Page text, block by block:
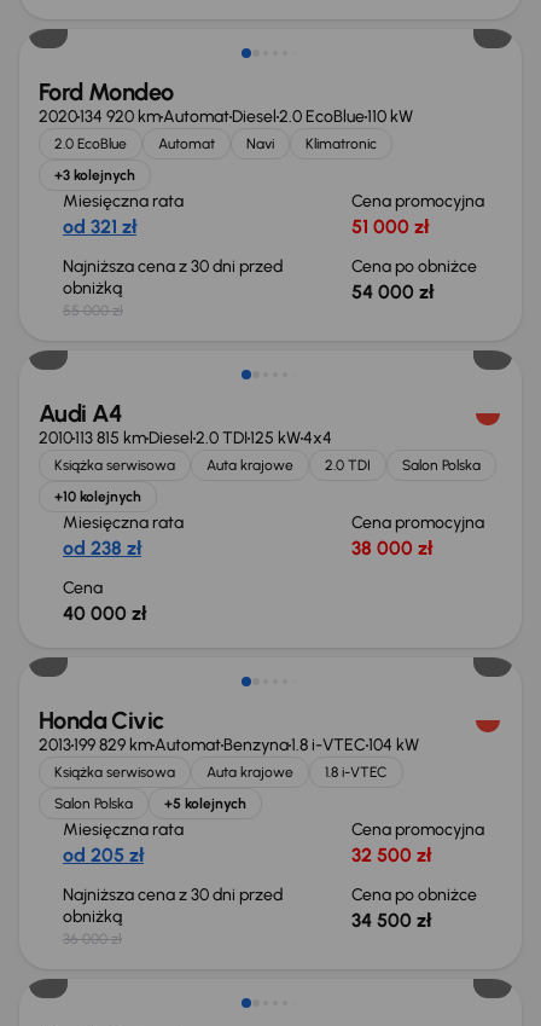
Ford Mondeo
2020134 920 kmAutomatDiesel2.0 EcoBlue110 kW
2.0 EcoBlue Automat Navi
Klimatronic
+3 kolejnych
Miesięczna rata
od 321 zł
Cena promocyjna
51 000 zł
Najniższa cena z 30 dni przed
obniżką
55 000 zł
Cena po obniżce
54 000 zł
Audi A4
2010113 815 kmDiesel2.0 TDI125 kW4x4
Książka serwisowa Auta krajowe 2.0 TDI
Salon Polska
+10 kolejnych
Miesięczna rata
od 238 zł
Cena promocyjna
38 000 zł
Cena
40 000 zł
Honda Civic
2013199 829 kmAutomatBenzyna1.8 i-VTEC104 kW
Książka serwisowa Auta krajowe
1.8 i-VTEC
Salon Polska
+5 kolejnych
Miesięczna rata
od 205 zł
Cena promocyjna
32 500 zł
Najniższa cena z 30 dni przed
obniżką
36 000 zł
Cena po obniżce
34 500 zł
Świeżo skupione